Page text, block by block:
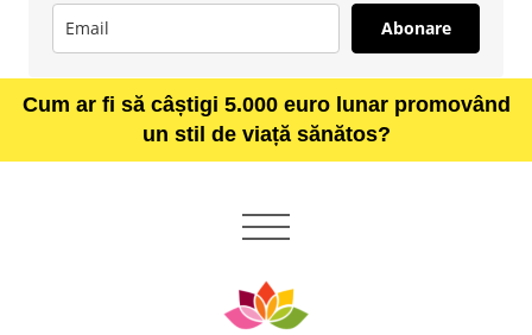
Abonare
Cum ar fi să câștigi 5.000 euro lunar promovând
un stil de viață sănătos?